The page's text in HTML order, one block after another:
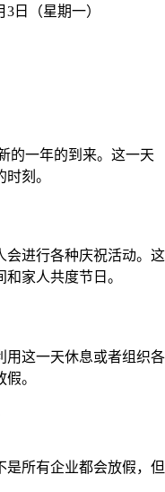
日（星期一）
的一年的到来。这一天
刻。
会进行各种庆祝活动。这
家人共度节日。
用这一天休息或者组织各
。
是所有企业都会放假，但